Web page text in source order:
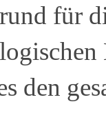
für
den